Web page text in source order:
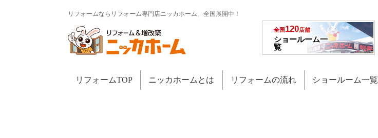
リフォームならリフォーム専門店ニッカホーム。全国展開中！
全国120店舗
ショールーム一
覧
リフォームTOP ニッカホームとは リフォームの流れ ショールーム一覧